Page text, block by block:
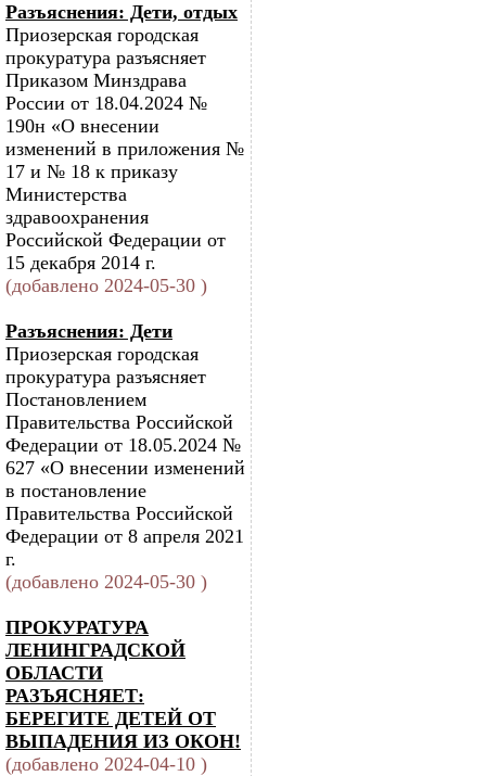
Разъяснения: Дети, отдых
Приозерская городская
прокуратура разъясняет
Приказом Минздрава
России от 18.04.2024 №
190н «О внесении
изменений в приложения №
17 и № 18 к приказу
Министерства
здравоохранения
Российской Федерации от
15 декабря 2014 г.
(добавлено 2024-05-30 )
Разъяснения: Дети
Приозерская городская
прокуратура разъясняет
Постановлением
Правительства Российской
Федерации от 18.05.2024 №
627 «О внесении изменений
в постановление
Правительства Российской
Федерации от 8 апреля 2021
г.
(добавлено 2024-05-30 )
ПРОКУРАТУРА
ЛЕНИНГРАДСКОЙ
ОБЛАСТИ
РАЗЪЯСНЯЕТ:
БЕРЕГИТЕ ДЕТЕЙ ОТ
ВЫПАДЕНИЯ ИЗ ОКОН!
(добавлено 2024-04-10 )